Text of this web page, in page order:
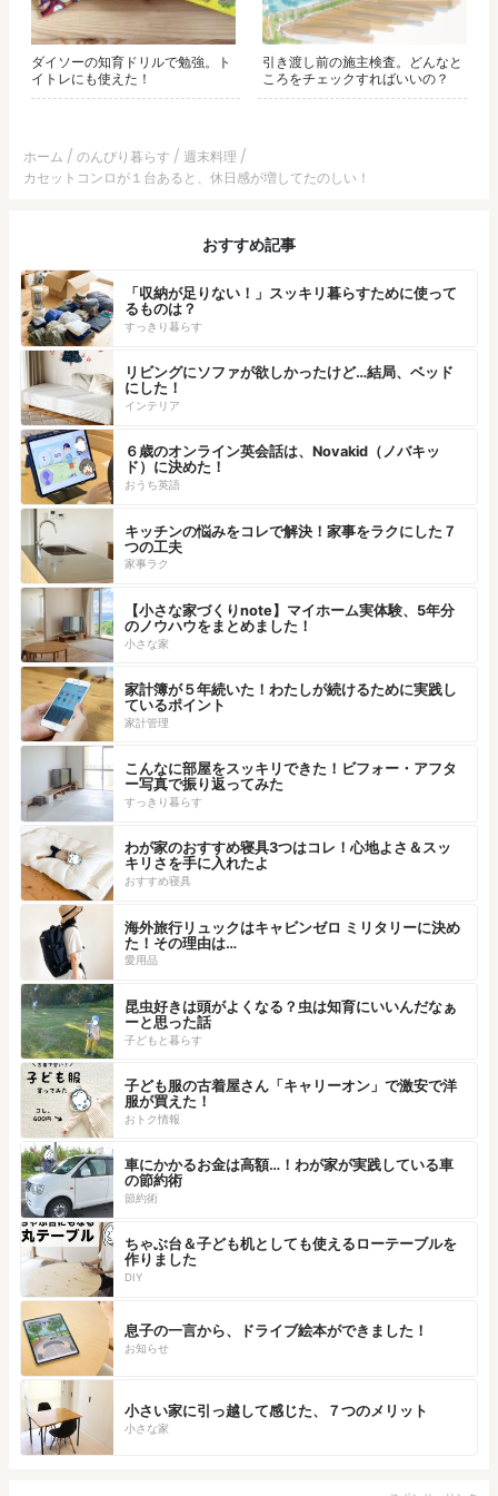
ダイソーの知育ドリルで勉強。ト
イトレにも使えた！
引き渡し前の施主検査。どんなと
ころをチェックすればいいの？
ホーム のんびり暮らす
週末料理
カセットコンロが１台あると、休日感が増してたのしい！
おすすめ記事
「収納が足りない！」スッキリ暮らすために使って
るものは？
すっきり暮らす
リビングにソファが欲しかったけど…結局、ベッド
にした！
インテリア
６歳のオンライン英会話は、Novakid（ノバキッ
ド）に決めた！
おうち英語
キッチンの悩みをコレで解決！家事をラクにした７
つの工夫
家事ラク
【小さな家づくりnote】マイホーム実体験、5年分
のノウハウをまとめました！
小さな家
家計簿が５年続いた！わたしが続けるために実践し
ているポイント
家計管理
こんなに部屋をスッキリできた！ビフォー・アフタ
ー写真で振り返ってみた
すっきり暮らす
わが家のおすすめ寝具3つはコレ！心地よさ＆スッ
キリさを手に入れたよ
おすすめ寝具
海外旅行リュックはキャビンゼロ ミリタリーに決め
た！その理由は…
愛用品
昆虫好きは頭がよくなる？虫は知育にいいんだなぁ
ーと思った話
子どもと暮らす
子ども服の古着屋さん「キャリーオン」で激安で洋
服が買えた！
おトク情報
車にかかるお金は高額…！わが家が実践している車
の節約術
節約術
ちゃぶ台＆子ども机としても使えるローテーブルを
作りました
DIY
息子の一言から、ドライブ絵本ができました！
お知らせ
小さい家に引っ越して感じた、７つのメリット
小さな家